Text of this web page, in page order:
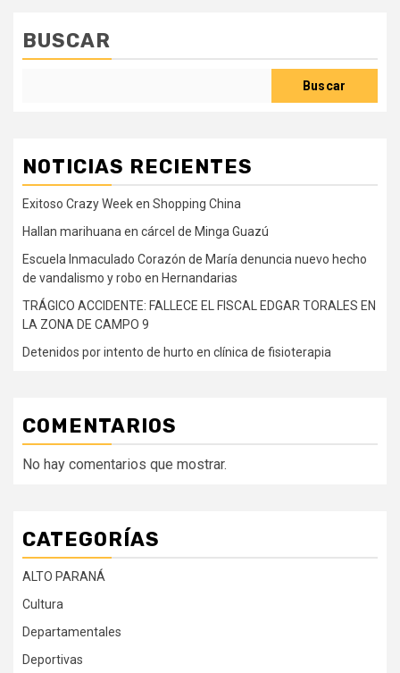
BUSCAR
Buscar
NOTICIAS RECIENTES
Exitoso Crazy Week en Shopping China
Hallan marihuana en cárcel de Minga Guazú
Escuela Inmaculado Corazón de María denuncia nuevo hecho
de vandalismo y robo en Hernandarias
TRÁGICO ACCIDENTE: FALLECE EL FISCAL EDGAR TORALES EN
LA ZONA DE CAMPO 9
Detenidos por intento de hurto en clínica de fisioterapia
COMENTARIOS
No hay comentarios que mostrar.
CATEGORÍAS
ALTO PARANÁ
Cultura
Departamentales
Deportivas